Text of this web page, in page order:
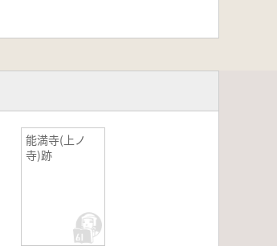
能満寺(上ノ
寺)跡